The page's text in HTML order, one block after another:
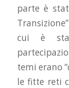
parte è
cui è
temi erano
le fitte reti